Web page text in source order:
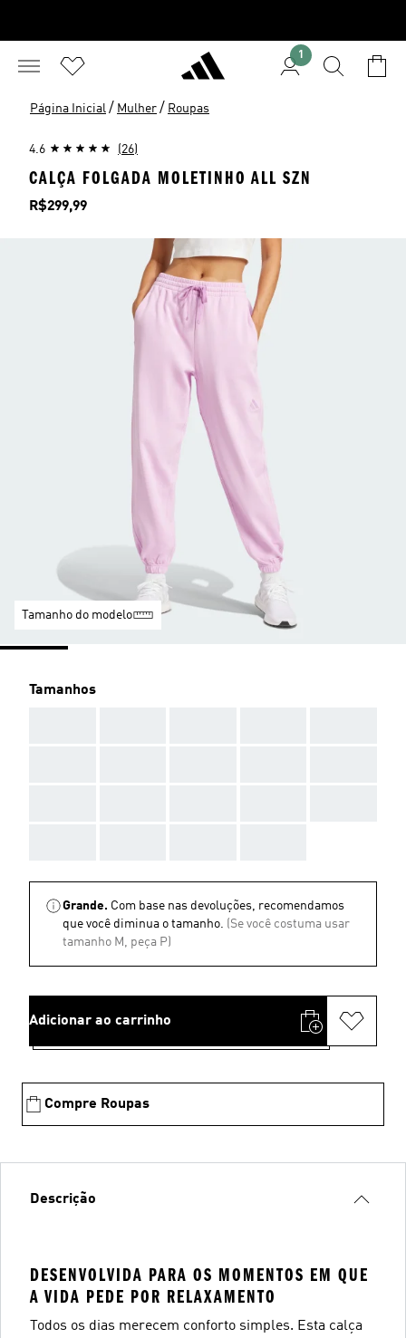
1
Página Inicial / Mulher / Roupas
4.6 (26)
CALÇA FOLGADA MOLETINHO ALL SZN
Preço
R$299,99
Tamanho do modelo
Tamanhos
Grande. Com base nas devoluções, recomendamos
que você diminua o tamanho. (Se você costuma usar
tamanho M, peça P)
Adicionar ao carrinho
Compre Roupas
Descrição
DESENVOLVIDA PARA OS MOMENTOS EM QUE
A VIDA PEDE POR RELAXAMENTO
Todos os dias merecem conforto simples. Esta calça